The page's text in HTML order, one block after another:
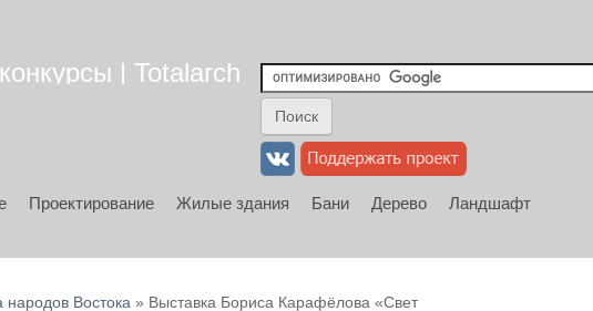
| Totalarch
Проектирование Жилые здания Бани Дерево
Ландшафт
народов Востока » Выставка Бориса Карафёлова «Свет